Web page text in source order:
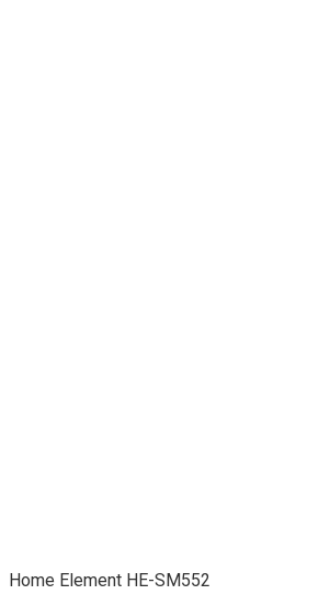
Home Element HE-SM552